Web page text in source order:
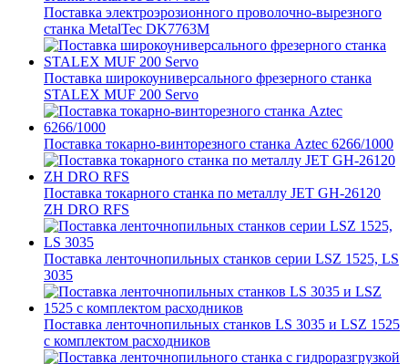
Поставка электроэрозионного проволочно-вырезного
станка MetalTec DK7763M
Поставка широкоуниверсального фрезерного станка
STALEX MUF 200 Servo
Поставка токарно-винторезного станка Aztec 6266/1000
Поставка токарного станка по металлу JET GH-26120
ZH DRO RFS
Поставка ленточнопильных станков серии LSZ 1525, LS
3035
Поставка ленточнопильных станков LS 3035 и LSZ 1525
с комплектом расходников